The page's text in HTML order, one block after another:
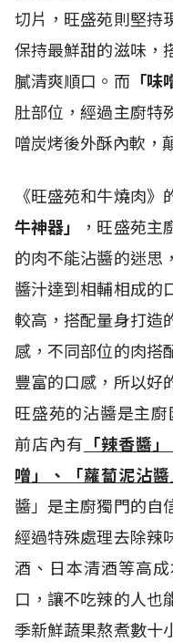
切片，旺盛苑則堅持
保持最鮮甜的滋味，
膩清爽順口。而「味
肚部位，經過主廚特
噌炭烤後外酥內軟，
《旺盛苑和牛燒肉
牛神器」
，旺盛苑主
的肉不能沾醬的迷思
醬汁達到相輔相成的
較高，搭配量身打造
感，不同部位的肉搭
豐富的口感，所以好
旺盛苑的沾醬是主
前店內有 「辣香醬
噌」、「蘿蔔泥沾醬
醬」是主廚獨門的自
經過特殊處理去除辣
酒、日本清酒等高
口，讓不吃辣的人也
季新鮮蔬果熬煮數十